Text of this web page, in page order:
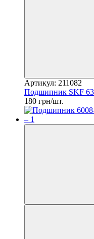
Артикул: 211082
Подшипник SKF
180 грн/шт.